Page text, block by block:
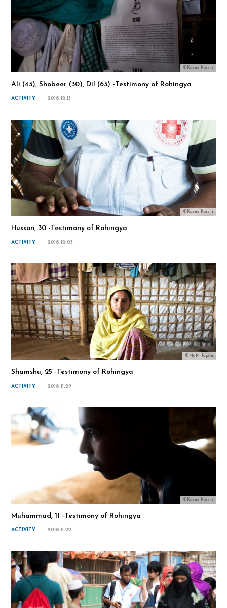
©Kazuo Koishi
Ali (43), Shobeer (30), Dil (63) -Testimony of Rohingya
ACTIVITY 2018.12.13
©Kazuo Koishi
Husson, 30 -Testimony of Rohingya
ACTIVITY 2018.12.05
©MdM Japan
Shamshu, 25 -Testimony of Rohingya
ACTIVITY 2018.11.29
©Kazuo Koishi
Muhammad, 11 -Testimony of Rohingya
ACTIVITY 2018.11.22